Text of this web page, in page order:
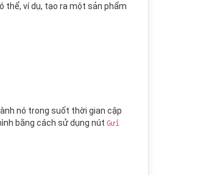
thể, ví dụ, tạo ra một sản phẩm
nó trong suốt thời gian cập
bằng cách sử dụng nút Gửi